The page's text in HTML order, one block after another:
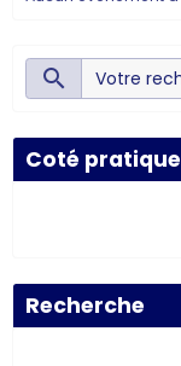
Coté
Recherche